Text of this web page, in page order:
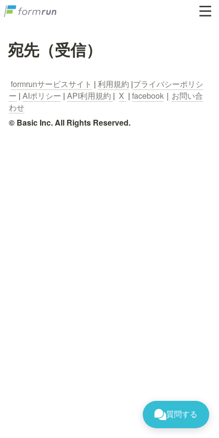
宛先（受信）
formrunサービスサイト | 利用規約 |プライバシーポリシ
ー | AIポリシー | API利用規約 | X | facebook ｜ お問い合
わせ
© Basic Inc. All Rights Reserved.